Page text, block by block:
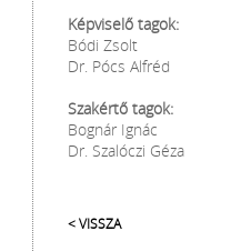
Képviselő tagok:
Bódi Zsolt
Dr. Pócs Alfréd
Szakértő tagok:
Bognár Ignác
Dr. Szalóczi Géza
< VISSZA